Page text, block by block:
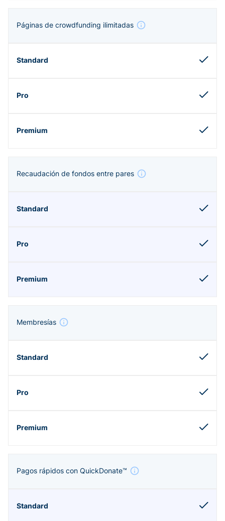
Páginas de crowdfunding ilimitadas
Recaudación de fondos entre pares
Membresías
Pagos rápidos con QuickDonate™